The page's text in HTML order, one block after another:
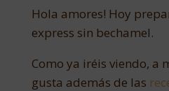
Hola amores! Hoy
express sin bechamel.
Como ya iréis viendo, a
gusta además de las